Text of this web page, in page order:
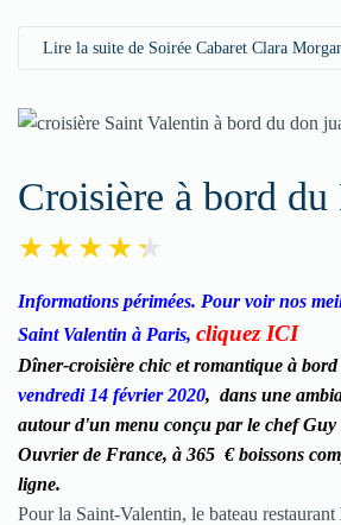
Lire la suite de Soirée Cabaret Clara
Croisière à bord du
Informations périmées. Pour voir nos
Saint Valentin à Paris, cliquez ICI
Dîner-croisière chic et romantique à
vendredi 14 février 2020, dans une
autour d'un menu conçu par le chef
Ouvrier de France, à 365 € boissons
ligne.
Pour la Saint-Valentin, le bateau restaurant